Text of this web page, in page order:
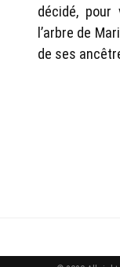
décidé,
l’arbre de
de ses